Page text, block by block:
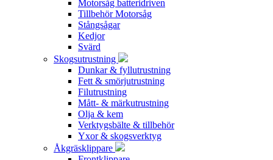
Motorsåg batteridriven
Tillbehör Motorsåg
Stångsågar
Kedjor
Svärd
Skogsutrustning
Dunkar & fyllutrustning
Fett & smörjutrustning
Filutrustning
Mått- & märkutrustning
Olja & kem
Verktygsbälte & tillbehör
Yxor & skogsverktyg
Åkgräsklippare